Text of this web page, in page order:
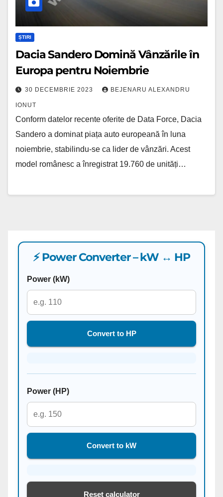
ȘTIRI
Dacia Sandero Domină Vânzările în
Europa pentru Noiembrie
30 DECEMBRIE 2023 BEJENARU ALEXANDRU
IONUT
Conform datelor recente oferite de Data Force, Dacia
Sandero a dominat piața auto europeană în luna
noiembrie, stabilindu-se ca lider de vânzări. Acest
model românesc a înregistrat 19.760 de unități…
⚡ Power Converter – kW ↔ HP
Power (kW)
Convert to HP
Power (HP)
Convert to kW
Reset calculator